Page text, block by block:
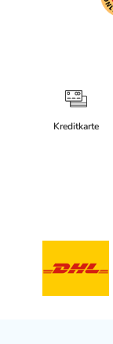
Kreditkarte